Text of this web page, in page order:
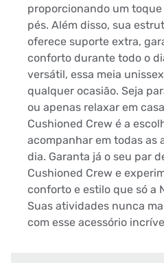
proporcionando um
pés. Além disso, sua
oferece suporte extra,
conforto durante todo o
versátil, essa meia
qualquer ocasião. Seja
ou apenas relaxar em
Cushioned Crew é a
acompanhar em todas as
dia. Garanta já o seu par
Cushioned Crew e
conforto e estilo que só a
Suas atividades nunca
com esse acessório